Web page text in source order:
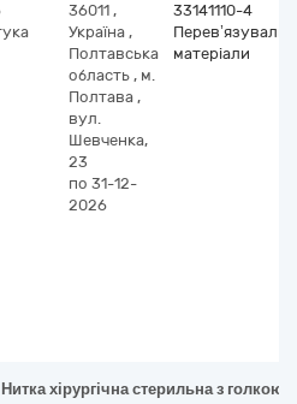
36011 ,
Україна ,
Полтавська
область , м.
Полтава ,
вул.
Шевченка,
23
по 31-12-
2026
33141110-4
матеріали
хірургічна стерильна з